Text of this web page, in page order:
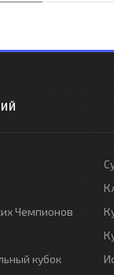
Чемпионов
кубок